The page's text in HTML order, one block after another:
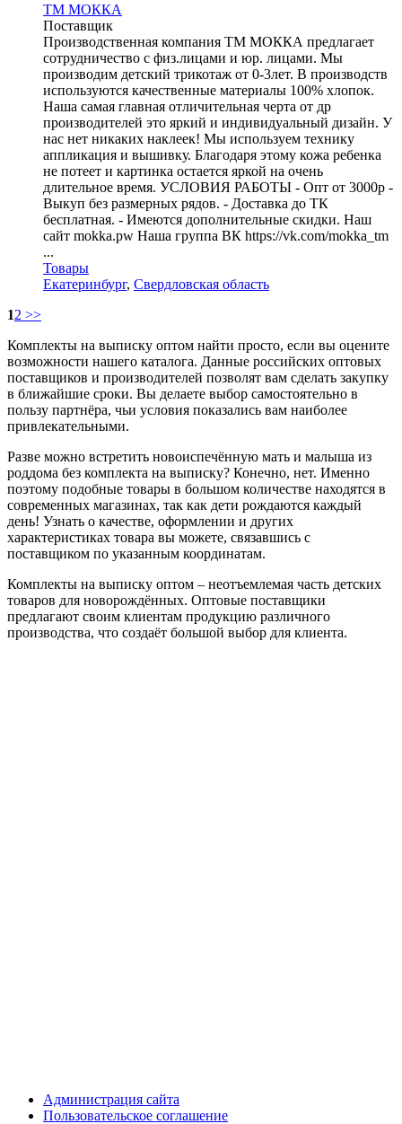
ТМ МОККА
Поставщик
Производственная компания ТМ МОККА предлагает
сотрудничество с физ.лицами и юр. лицами. Мы
производим детский трикотаж от 0-3лет. В производств
используются качественные материалы 100% хлопок.
Наша самая главная отличительная черта от др
производителей это яркий и индивидуальный дизайн. У
нас нет никаких наклеек! Мы используем технику
аппликация и вышивку. Благодаря этому кожа ребенка
не потеет и картинка остается яркой на очень
длительное время. УСЛОВИЯ РАБОТЫ - Опт от 3000р -
Выкуп без размерных рядов. - Доставка до ТК
бесплатная. - Имеются дополнительные скидки. Наш
сайт mokka.pw Наша группа ВК https://vk.com/mokka_tm
...
Товары
Екатеринбург, Свердловская область
12 >>
Комплекты на выписку оптом найти просто, если вы оцените
возможности нашего каталога. Данные российских оптовых
поставщиков и производителей позволят вам сделать закупку
в ближайшие сроки. Вы делаете выбор самостоятельно в
пользу партнёра, чьи условия показались вам наиболее
привлекательными.
Разве можно встретить новоиспечённую мать и малыша из
роддома без комплекта на выписку? Конечно, нет. Именно
поэтому подобные товары в большом количестве находятся в
современных магазинах, так как дети рождаются каждый
день! Узнать о качестве, оформлении и других
характеристиках товара вы можете, связавшись с
поставщиком по указанным координатам.
Комплекты на выписку оптом – неотъемлемая часть детских
товаров для новорождённых. Оптовые поставщики
предлагают своим клиентам продукцию различного
производства, что создаёт большой выбор для клиента.
Администрация сайта
Пользовательское соглашение